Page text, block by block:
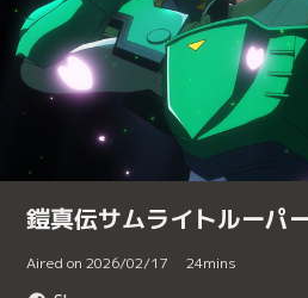
鎧真伝サムライトルーパ
Aired on 2026/02/17 24mins